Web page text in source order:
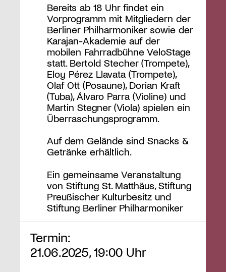
Bereits ab 18 Uhr findet ein
Vorprogramm mit Mitgliedern der
Berliner Philharmoniker sowie der
Karajan-Akademie auf der
mobilen Fahrradbühne VeloStage
statt. Bertold Stecher (Trompete),
Eloy Pérez Llavata (Trompete),
Olaf Ott (Posaune), Dorian Kraft
(Tuba), Álvaro Parra (Violine) und
Martin Stegner (Viola) spielen ein
Überraschungsprogramm.
Auf dem Gelände sind Snacks &
Getränke erhältlich.
Ein gemeinsame Veranstaltung
von Stiftung St. Matthäus, Stiftung
Preußischer Kulturbesitz und
Stiftung Berliner Philharmoniker
Termin:
21.06.2025, 19:00 Uhr